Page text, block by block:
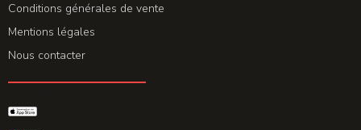
Conditions générales de vente
Mentions légales
Nous contacter